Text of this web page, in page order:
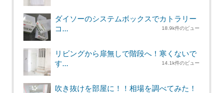
ダイソーのシステムボックスでカトラリー
コ...
18.9k件のビュー
リビングから扉無しで階段へ！寒くないで
す...
14.1k件のビュー
吹き抜けを部屋に！！相場を調べてみた！